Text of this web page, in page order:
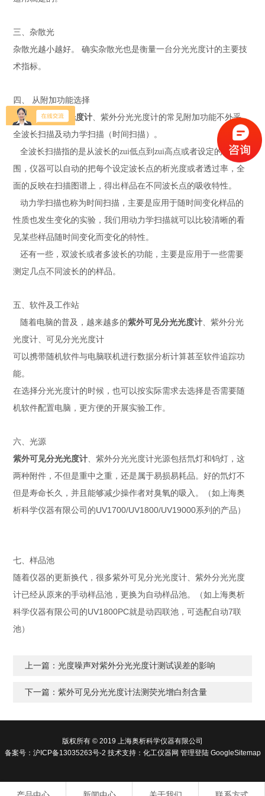
三、杂散光
杂散光越小越好。
确实杂散光也是衡量一台分光光度计的主要技
术指标。
四、
从附加功能选择
紫外可见分光光度计、紫外分光光度计的常见附加功能不外乎，
全波长扫描及动力学扫描（时间扫描）。
全波长扫描指的是从波长的zui低点到zui高点或者设定的波长范
围，仪器可以自动的把每个设定波长点的析光度或者透过率，全
面的反映在扫描图谱上，得出样品在不同波长点的吸收特性。
动力学扫描也称为时间扫描，主要是应用于随时间变化样品的
性质也发生变化的实验，我们用动力学扫描就可以比较清晰的看
见某些样品随时间变化而变化的特性。
还有一些，双波长或者多波长的功能，主要是应用于一些需要
测定几点不同波长的的样品。
五、软件及工作站
随着电脑的普及，越来越多的紫外可见分光光度计、紫外分光
光度计、可见分光光度计
可以携带随机软件与电脑联机进行数据分析计算甚至软件追踪功
能。
在选择分光光度计的时候，也可以按实际需求去选择是否需要随
机软件配置电脑，更方便的开展实验工作。
六、光源
紫外可见分光光度计、紫外分光光度计光源包括氘灯和钨灯，这
两种附件，不但是重中之重，还是属于易损易耗品。好的氘灯不
但是寿命长久，并且能够减少操作者对臭氧的吸入。（如上海奥
析科学仪器有限公司的UV1700/UV1800/UV19000系列的产品）
七、样品池
随着仪器的更新换代，很多紫外可见分光光度计、紫外分光光度
计已经从原来的手动样品池，更换为自动样品池。（如上海奥析
科学仪器有限公司的UV1800PC就是动四联池，可选配自动7联
池）
上一篇：光度噪声对紫外分光光度计测试误差的影响
下一篇：紫外可见分光光度计法测荧光增白剂含量
版权所有 © 2019 上海奥析科学仪器有限公司
备案号： 沪ICP备13035263号-2 技术支持： 化工仪器网 管理登陆 GoogleSitemap